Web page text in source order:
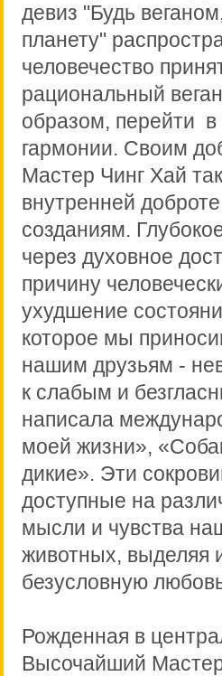
девиз "Будь
планету"
человечество
рациональный
образом, перейти
гармонии. Своим
Мастер Чинг Хай
внутренней
созданиям.
через духовное
причину
ухудшение
которое мы
нашим друзьям -
к слабым и
написала
моей жизни»,
дикие». Эти
доступные на
мысли и чувства
животных, выделяя
безусловную
Рожденная в
Высочайший